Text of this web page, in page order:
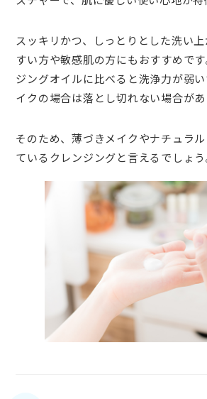
スッキリかつ、しっとりとした洗い
すい方や敏感肌の方にもおすすめで
ジングオイルに比べると洗浄力が弱
イクの場合は落とし切れない場合があ
そのため、薄づきメイクやナチュラ
ているクレンジングと言えるでしょう